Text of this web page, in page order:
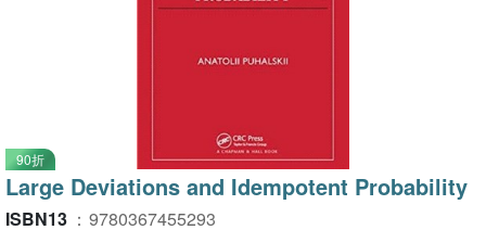
90折
Large Deviations and Idempotent Probability
ISBN13 ： 9780367455293